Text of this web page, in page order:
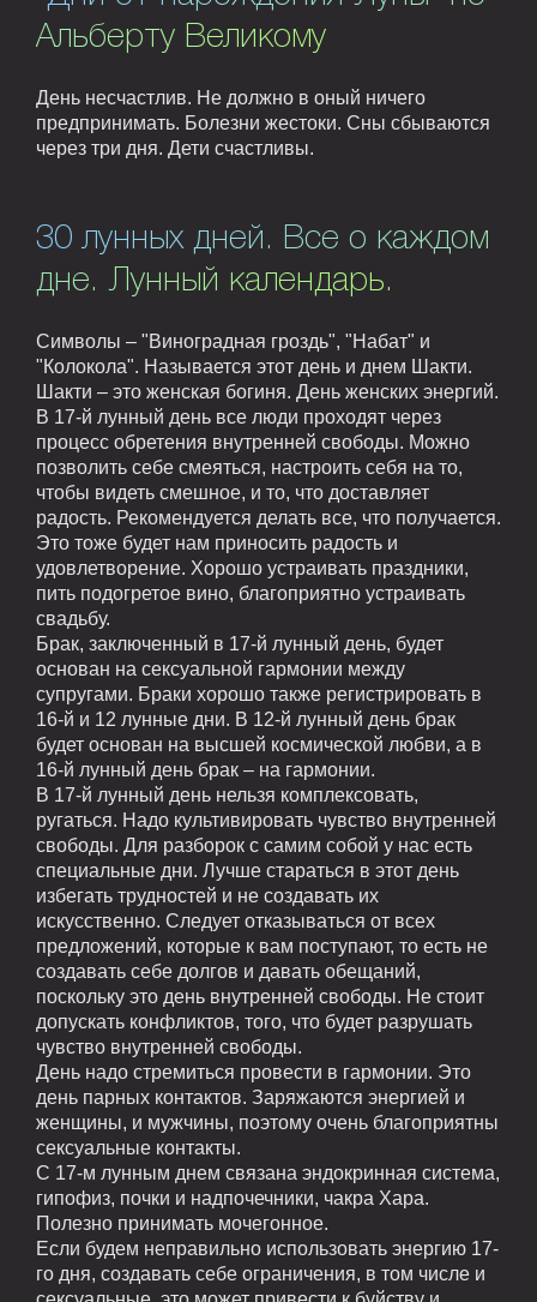
Альберту Великому
День несчастлив. Не должно в оный ничего
предпринимать. Болезни жестоки. Сны сбываются
через три дня. Дети счастливы.
30 лунных дней. Все о каждом
дне. Лунный календарь.
Символы – "Виноградная гроздь", "Набат" и
"Колокола". Называется этот день и днем Шакти.
Шакти – это женская богиня. День женских энергий.
В 17-й лунный день все люди проходят через
процесс обретения внутренней свободы. Можно
позволить себе смеяться, настроить себя на то,
чтобы видеть смешное, и то, что доставляет
радость. Рекомендуется делать все, что получается.
Это тоже будет нам приносить радость и
удовлетворение. Хорошо устраивать праздники,
пить подогретое вино, благоприятно устраивать
свадьбу.
Брак, заключенный в 17-й лунный день, будет
основан на сексуальной гармонии между
супругами. Браки хорошо также регистрировать в
16-й и 12 лунные дни. В 12-й лунный день брак
будет основан на высшей космической любви, а в
16-й лунный день брак – на гармонии.
В 17-й лунный день нельзя комплексовать,
ругаться. Надо культивировать чувство внутренней
свободы. Для разборок с самим собой у нас есть
специальные дни. Лучше стараться в этот день
избегать трудностей и не создавать их
искусственно. Следует отказываться от всех
предложений, которые к вам поступают, то есть не
создавать себе долгов и давать обещаний,
поскольку это день внутренней свободы. Не стоит
допускать конфликтов, того, что будет разрушать
чувство внутренней свободы.
День надо стремиться провести в гармонии. Это
день парных контактов. Заряжаются энергией и
женщины, и мужчины, поэтому очень благоприятны
сексуальные контакты.
С 17-м лунным днем связана эндокринная система,
гипофиз, почки и надпочечники, чакра Хара.
Полезно принимать мочегонное.
Если будем неправильно использовать энергию 17-
го дня, создавать себе ограничения, в том числе и